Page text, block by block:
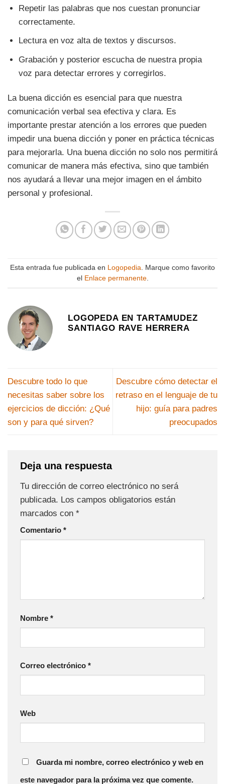
Repetir las palabras que nos cuestan pronunciar
correctamente.
Lectura en voz alta de textos y discursos.
Grabación y posterior escucha de nuestra propia
voz para detectar errores y corregirlos.
La buena dicción es esencial para que nuestra
comunicación verbal sea efectiva y clara. Es
importante prestar atención a los errores que pueden
impedir una buena dicción y poner en práctica técnicas
para mejorarla. Una buena dicción no solo nos permitirá
comunicar de manera más efectiva, sino que también
nos ayudará a llevar una mejor imagen en el ámbito
personal y profesional.
Esta entrada fue publicada en Logopedia . Marque como favorito
el Enlace permanente.
LOGOPEDA EN TARTAMUDEZ
SANTIAGO RAVE HERRERA
Descubre todo lo que
necesitas saber sobre los
ejercicios de dicción: ¿Qué
son y para qué sirven?
Descubre cómo detectar el
retraso en el lenguaje de tu
hijo: guía para padres
preocupados
Deja una respuesta
Tu dirección de correo electrónico no será
publicada. Los campos obligatorios están
marcados con *
Comentario *
Nombre *
Correo electrónico *
Web
Guarda mi nombre, correo electrónico y web en
este navegador para la próxima vez que comente.